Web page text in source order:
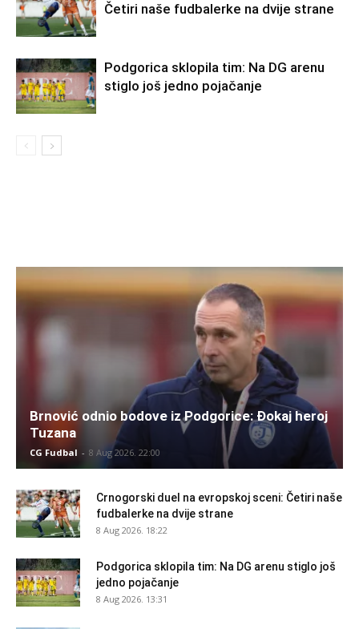
Četiri naše fudbalerke na dvije strane
Podgorica sklopila tim: Na DG arenu
stiglo još jedno pojačanje
Brnović odnio bodove iz Podgorice: Đokaj heroj
Tuzana
CG Fudbal - 8 Aug 2026. 22:00
Crnogorski duel na evropskoj sceni: Četiri naše
fudbalerke na dvije strane
8 Aug 2026. 18:22
Podgorica sklopila tim: Na DG arenu stiglo još
jedno pojačanje
8 Aug 2026. 13:31